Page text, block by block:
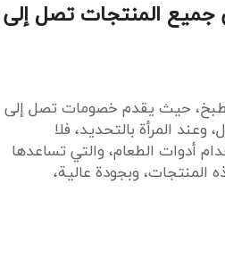
المنتجات تصل إلى
حيث يقدم خصومات تصل إلى
وعند المرأة بالتحديد، فلا
أدوات الطعام، والتي تساعدها
وبجودة عالية،